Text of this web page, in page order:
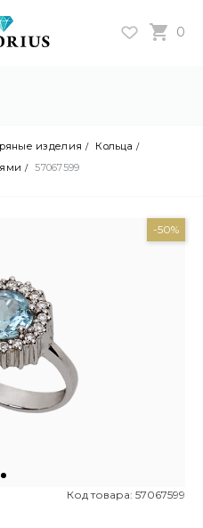
0
изделия
Кольца
57067599
-50%
Код товара: 57067599